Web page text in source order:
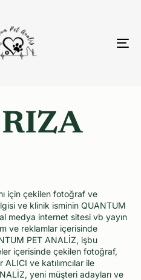
için çekilen fotoğraf ve
ve klinik isminin QUANTUM
medya internet sitesi vb yayın
ve reklamlar içerisinde
PET ANALİZ, işbu
içerisinde çekilen fotoğraf,
ve katılımcılar ile
yeni müşteri adayları ve